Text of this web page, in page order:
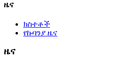
ዜና
ክስተቶች
የኩባንያ ዜና
ዜና